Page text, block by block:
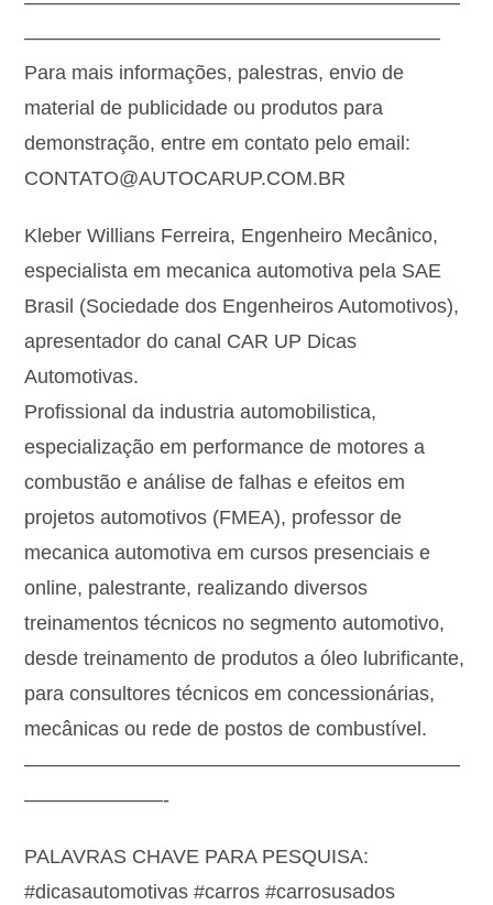
—————————————————————
Para mais informações, palestras, envio de
material de publicidade ou produtos para
demonstração, entre em contato pelo email:
CONTATO@AUTOCARUP.COM.BR
Kleber Willians Ferreira, Engenheiro Mecânico,
especialista em mecanica automotiva pela SAE
Brasil (Sociedade dos Engenheiros Automotivos),
apresentador do canal CAR UP Dicas
Automotivas.
Profissional da industria automobilistica,
especialização em performance de motores a
combustão e análise de falhas e efeitos em
projetos automotivos (FMEA), professor de
mecanica automotiva em cursos presenciais e
online, palestrante, realizando diversos
treinamentos técnicos no segmento automotivo,
desde treinamento de produtos a óleo lubrificante,
para consultores técnicos em concessionárias,
mecânicas ou rede de postos de combustível.
——————————————————————
———————-
PALAVRAS CHAVE PARA PESQUISA:
#dicasautomotivas #carros #carrosusados